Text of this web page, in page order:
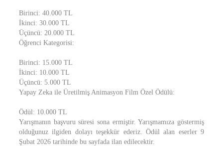
Birinci: 40.000 TL
İkinci: 30.000 TL
Üçüncü: 20.000 TL
Öğrenci Kategorisi:
Birinci: 15.000 TL
İkinci: 10.000 TL
Üçüncü: 5.000 TL
Yapay Zeka ile Üretilmiş Animasyon Film Özel Ödülü:
Ödül: 10.000 TL
Yarışmanın başvuru süresi sona ermiştir. Yarışmamıza göstermiş
olduğunuz ilgiden dolayı teşekkür ederiz. Ödül alan eserler 9
Şubat 2026 tarihinde bu sayfada ilan edilecektir.